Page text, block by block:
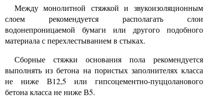
Между монолитной стяжкой и звукоизоляционным
слоем рекомендуется располагать слои
водонепроницаемой бумаги или другого подобного
материала с перехлестыванием в стыках.
Сборные стяжки основания пола рекомендуется
выполнять из бетона на пористых заполнителях класса
не ниже В12,5 или гипсоцементно-пуццоланового
бетона класса не ниже В5.